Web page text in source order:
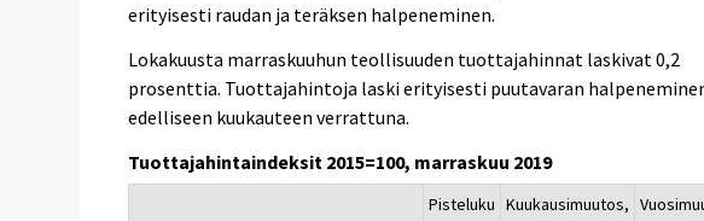
erityisesti raudan ja teräksen halpeneminen.
Lokakuusta marraskuuhun teollisuuden tuottajahinnat laskivat 0,2
prosenttia. Tuottajahintoja laski erityisesti puutavaran
edelliseen kuukauteen verrattuna.
Tuottajahintaindeksit 2015=100, marraskuu 2019
Pisteluku Kuukausimuutos,